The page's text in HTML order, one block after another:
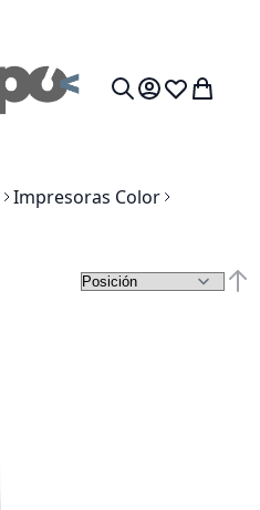
Mi cesta
Impresoras Color